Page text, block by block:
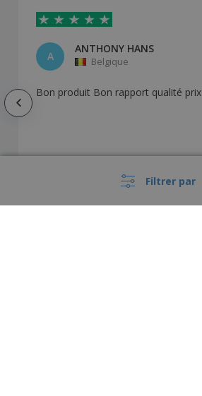
Filtrer par
A
ANTHONY HANS
Belgique
Bon produit Bon rapport qualité prix